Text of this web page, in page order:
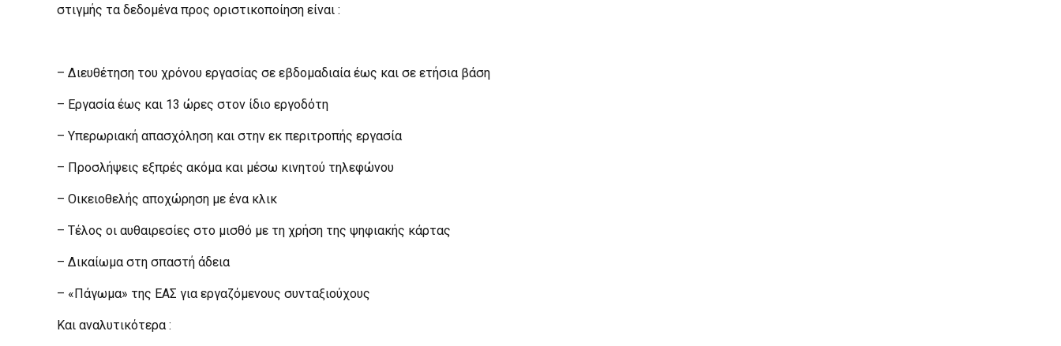
στιγμής τα δεδομένα προς οριστικοποίηση είναι :
– Διευθέτηση του χρόνου εργασίας σε εβδομαδιαία έως και σε ετήσια βάση
– Εργασία έως και 13 ώρες στον ίδιο εργοδότη
– Υπερωριακή απασχόληση και στην εκ περιτροπής εργασία
– Προσλήψεις εξπρές ακόμα και μέσω κινητού τηλεφώνου
– Οικειοθελής αποχώρηση με ένα κλικ
– Τέλος οι αυθαιρεσίες στο μισθό με τη χρήση της ψηφιακής κάρτας
– Δικαίωμα στη σπαστή άδεια
– «Πάγωμα» της ΕΑΣ για εργαζόμενους συνταξιούχους
Και αναλυτικότερα :